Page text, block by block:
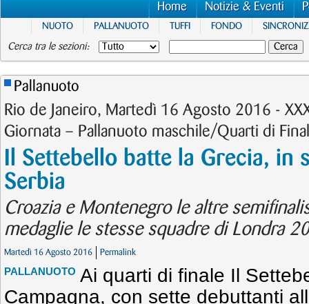
Home Notizie & Eventi
NUOTO PALLANUOTO TUFFI FONDO
Cerca tra le sezioni:
Pallanuoto
Rio de Janeiro, Martedì 16 Agosto 2016 -
Giornata – Pallanuoto maschile/Quarti di
Il Settebello batte la Grecia, in
Serbia
Croazia e Montenegro le altre
medaglie le stesse squadre di Londra
Martedì 16 Agosto 2016 Permalink
PALLANUOTO Ai quarti di finale Il
Campagna, con sette debuttanti